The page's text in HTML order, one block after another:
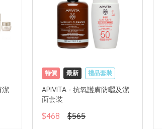
潔
特價 最新
禮品套裝
網購店取
可中國內地配送
APIVITA - 抗氧護膚防曬及潔
面套裝
$468 $565